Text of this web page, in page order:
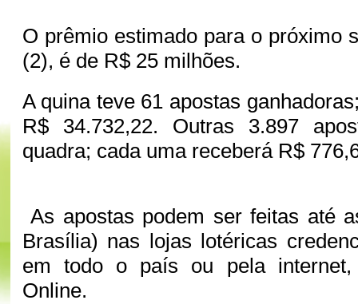
O prêmio estimado para o próximo
(2), é de R$ 25 milhões.
A quina teve 61 apostas
R$ 34.732,22. Outras 3.897
quadra; cada uma receberá R$
As apostas podem ser feitas até
Brasília) nas lojas lotéricas
em todo o país ou pela
Online.